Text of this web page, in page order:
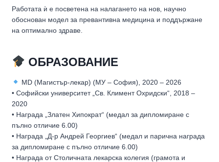
Работата ѝ е посветена на налагането на нов, научно
обоснован модел за превантивна медицина и поддържане
на оптимално здраве.
ОБРАЗОВАНИЕ
MD (Магистър-лекар) (МУ – София), 2020 – 2026
• Софийски университет „Св. Климент Охридски“, 2018 –
2020
• Награда „Златен Хипократ“ (медал за дипломиране с
пълно отличие 6.00)
• Награда „Д-р Андрей Георгиев“ (медал и парична награда
за дипломиране с пълно отличие 6.00)
• Награда от Столичната лекарска колегия (грамота и